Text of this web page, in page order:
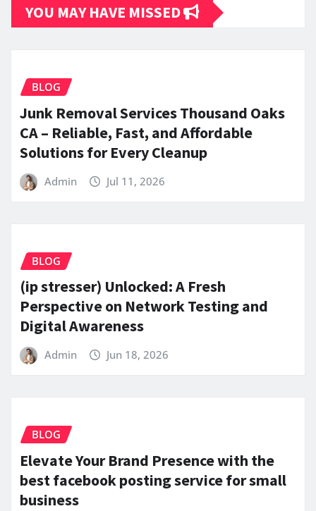
YOU MAY HAVE MISSED
BLOG
Junk Removal Services Thousand Oaks
CA – Reliable, Fast, and Affordable
Solutions for Every Cleanup
Admin Jul 11, 2026
BLOG
(ip stresser) Unlocked: A Fresh
Perspective on Network Testing and
Digital Awareness
Admin Jun 18, 2026
BLOG
Elevate Your Brand Presence with the
best facebook posting service for small
business